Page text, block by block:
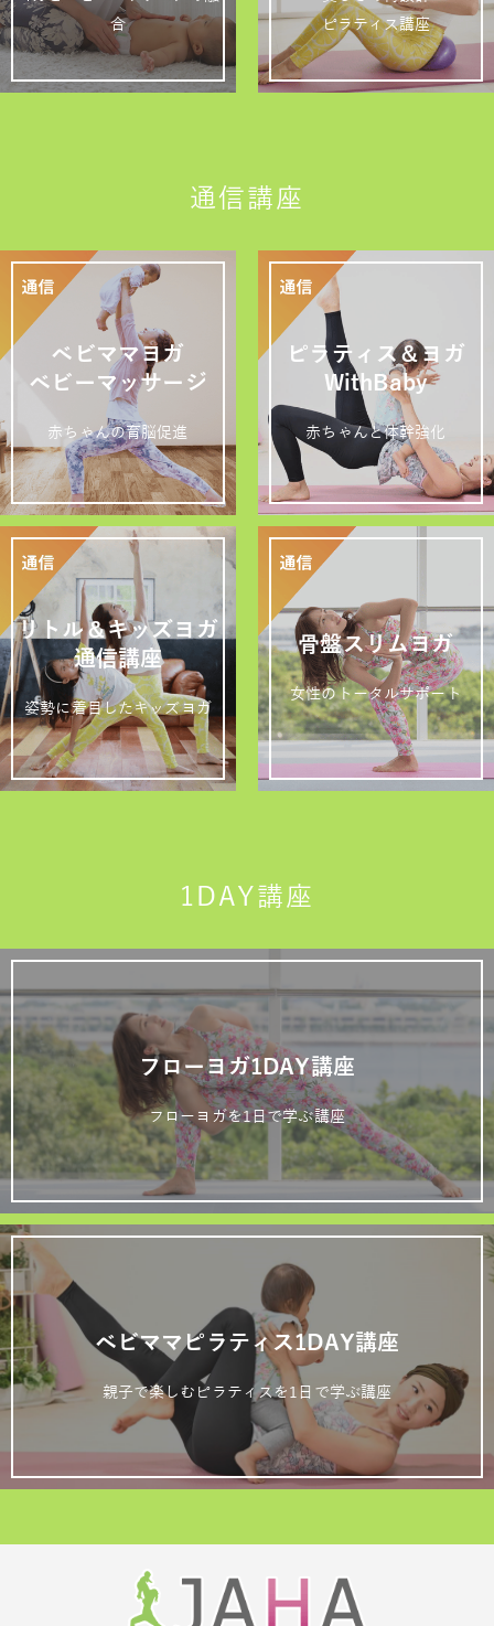
合
ピラティス講座
通信講座
ベビママヨガ
ベビーマッサージ
赤ちゃんの育脳促進
ピラティス＆ヨガ
WithBaby
赤ちゃんと体幹強化
リトル＆キッズヨガ
通信講座
姿勢に着目したキッズヨガ
骨盤スリムヨガ
女性のトータルサポート
1DAY講座
フローヨガ1DAY講座
フローヨガを1日で学ぶ講座
ベビママピラティス1DAY講座
親子で楽しむピラティスを1日で学ぶ講座